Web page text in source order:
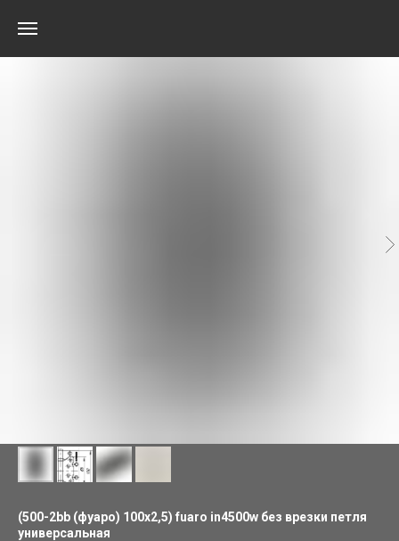
(500-2bb (фуаро) 100x2,5) fuaro in4500w без врезки петля
универсальная